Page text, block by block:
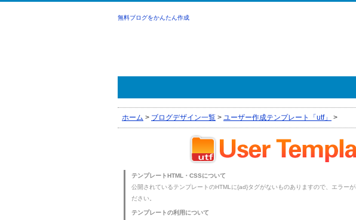
無料ブログをかんたん作成
ホーム > ブログデザイン一覧 > ユーザー作成テンプレート「utf」 >
テンプレートHTML・CSSについて
公開されているテンプレートのHTMLに{ad}タグがないものありますので、エラー
ださい。
テンプレートの利用について